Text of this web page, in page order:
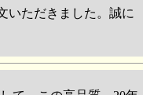
いただきました。誠に